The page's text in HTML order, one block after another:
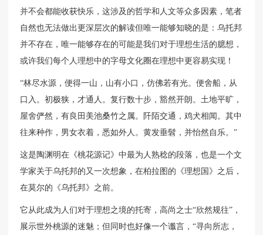
并不会都能收获快乐，这涉及的哲学和人文等众多因素，笔者
自然也无法做出更深层次的解读但唯一能够知晓的是：乌托邦
并不存在，唯一能够存在的可能是我们对于理想生活的臆想，
或许我们每个人理想中的字母文化圈在理想中更容易实现！
“林尽水源，便得一山，山有小口，仿佛若有光。便舍船，从
口入。初极狭，才通人。复行数十步，豁然开朗。土地平旷，
屋舍俨然，有良田美池桑竹之属。阡陌交通，鸡犬相闻。其中
往来种作，男女衣着，悉如外人。黄发垂髫，并怡然自乐。”
这是陶渊明在《桃花源记》中最为人熟稔的段落，也是一个文
学家关于乌托邦的又一次想象，在柏拉图的《理想国》之后，
在莫尔的《乌托邦》之前。
它从此成为人们对于理想之境的托寄，高尚之士“欣然规往”，
展示世外桃源的迷魅；但同时也好像一个谶言，“寻向所志，